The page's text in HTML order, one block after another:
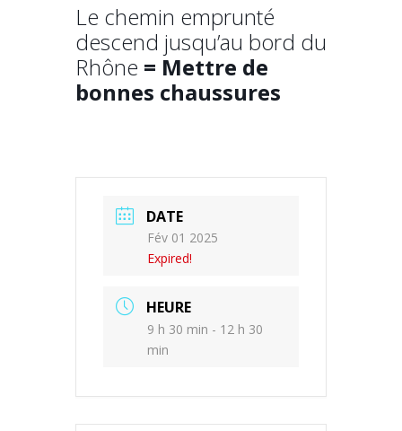
Le chemin emprunté
descend jusqu’au bord du
Rhône = Mettre de
bonnes chaussures
DATE
Fév 01 2025
Expired!
HEURE
9 h 30 min - 12 h 30
min